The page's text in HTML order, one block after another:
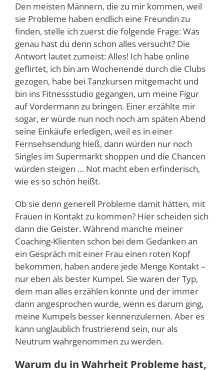
Den meisten Männern, die zu mir kommen, weil
sie Probleme haben endlich eine Freundin zu
finden, stelle ich zuerst die folgende Frage: Was
genau hast du denn schon alles versucht? Die
Antwort lautet zumeist: Alles! Ich habe online
geflirtet, ich bin am Wochenende durch die Clubs
gezogen, habe bei Tanzkursen mitgemacht und
bin ins Fitnessstudio gegangen, um meine Figur
auf Vordermann zu bringen. Einer erzählte mir
sogar, er würde nun noch noch am späten Abend
seine Einkäufe erledigen, weil es in einer
Fernsehsendung hieß, dann würden nur noch
Singles im Supermarkt shoppen und die Chancen
würden steigen … Not macht eben erfinderisch,
wie es so schön heißt.
Ob sie denn generell Probleme damit hätten, mit
Frauen in Kontakt zu kommen? Hier scheiden sich
dann die Geister. Während manche meiner
Coaching-Klienten schon bei dem Gedanken an
ein Gespräch mit einer Frau einen roten Kopf
bekommen, haben andere jede Menge Kontakt –
nur eben als bester Kumpel. Sie waren der Typ,
dem man alles erzählen konnte und der immer
dann angesprochen wurde, wenn es darum ging,
meine Kumpels besser kennenzulernen. Aber es
kann unglaublich frustrierend sein, nur als
Neutrum wahrgenommen zu werden.
Warum du in Wahrheit Probleme hast,